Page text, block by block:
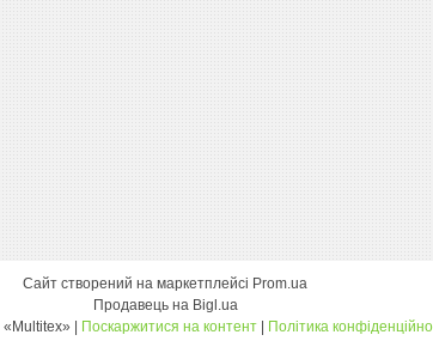
Сайт створений на маркетплейсі Prom.ua
Продавець на Bigl.ua
Поскаржитися на контент Політика